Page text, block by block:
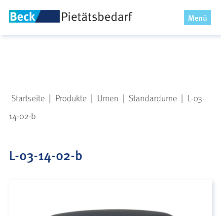
Menü
x
Startseite | Produkte | Urnen | Standardurne | L-03-
14-02-b
L-03-14-02-b